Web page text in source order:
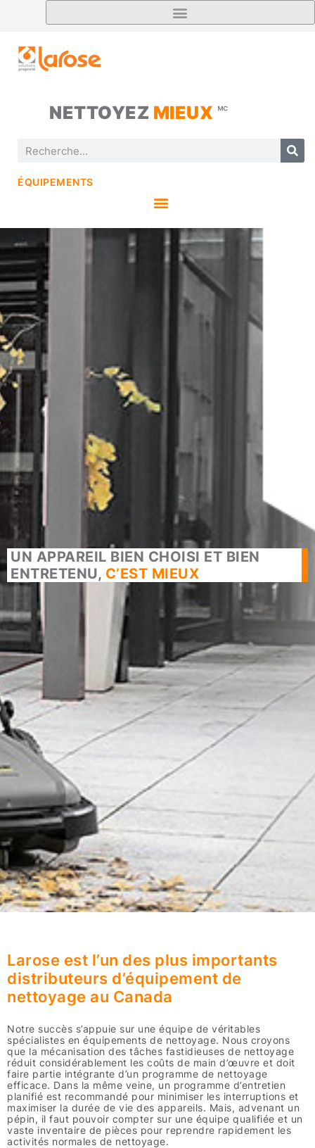
NETTOYEZ MIEUX 🅪
ÉQUIPEMENTS
UN APPAREIL BIEN CHOISI ET BIEN
ENTRETENU, C’EST MIEUX
Larose est l’un des plus importants
distributeurs d’équipement de
nettoyage au Canada
Notre succès s’appuie sur une équipe de véritables
spécialistes en équipements de nettoyage. Nous croyons
que la mécanisation des tâches fastidieuses de nettoyage
réduit considérablement les coûts de main d’œuvre et doit
faire partie intégrante d’un programme de nettoyage
efficace. Dans la même veine, un programme d’entretien
planifié est recommandé pour minimiser les interruptions et
maximiser la durée de vie des appareils. Mais, advenant un
pépin, il faut pouvoir compter sur une équipe qualifiée et un
vaste inventaire de pièces pour reprendre rapidement les
activités normales de nettoyage.